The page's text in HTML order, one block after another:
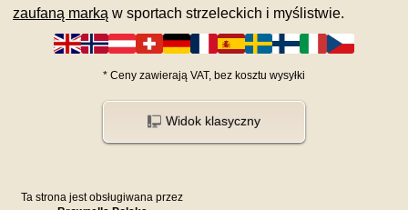
zaufaną marką w sportach strzeleckich i myślistwie.
* Ceny zawierają VAT, bez kosztu wysyłki
Widok klasyczny
Ta strona jest obsługiwana przez